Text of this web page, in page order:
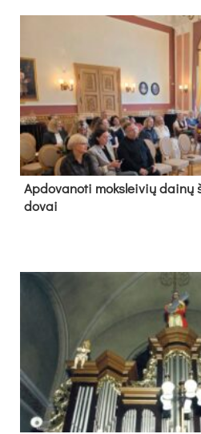
Ap­do­va­no­ti moks­lei­vių dai­nų
do­vai